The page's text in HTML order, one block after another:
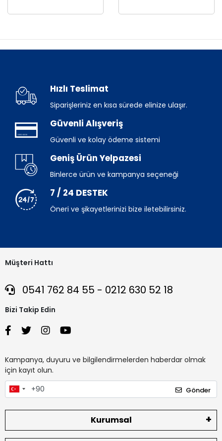
Hızlı Teslimat
Siparişleriniz en kısa sürede elinize ulaşır.
Güvenli Alışveriş
Güvenli ve kolay ödeme sistemi
Geniş Ürün Yelpazesi
Binlerce ürün ve kampanya seçeneği
7 / 24 DESTEK
Öneri ve şikayetlerinizi bize iletebilirsiniz.
Müşteri Hattı
0541 762 84 55 - 0212 630 52 18
Bizi Takip Edin
Kampanya, duyuru ve bilgilendirmelerden haberdar olmak
için kayıt olun.
Gönder
Kurumsal